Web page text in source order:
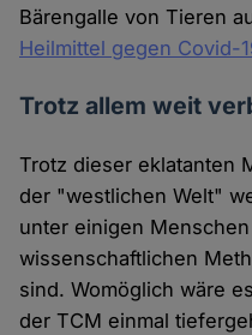
Bärengalle von Tieren
Heilmittel gegen Covid-
Trotz allem weit
Trotz dieser eklatanten
der "westlichen Welt"
unter einigen
wissenschaftlichen
sind. Womöglich wäre
der TCM einmal